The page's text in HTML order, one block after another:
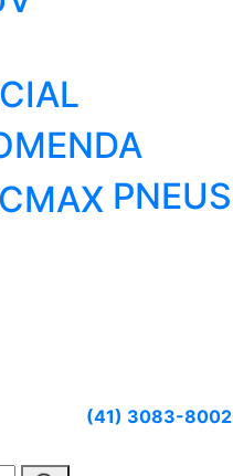
PNEUS
(41) 3083-8002